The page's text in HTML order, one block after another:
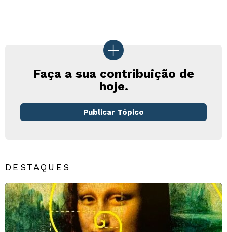
Faça a sua contribuição de
hoje.
Publicar Tópico
DESTAQUES